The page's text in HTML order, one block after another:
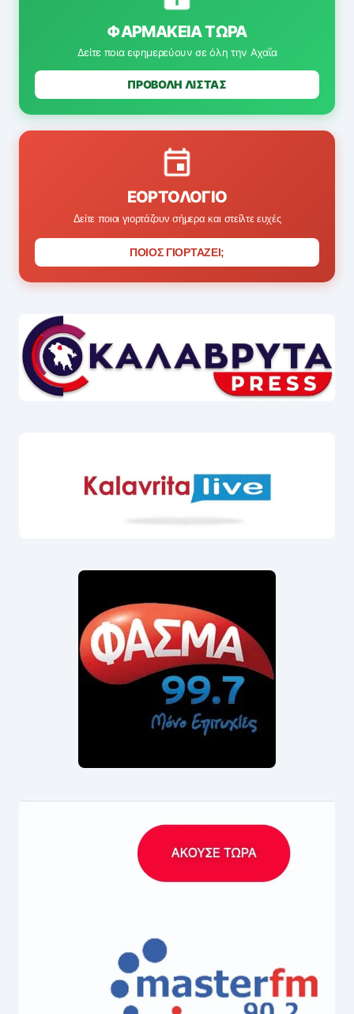
ΦΑΡΜΑΚΕΊΑ ΤΏΡΑ
Δείτε ποια εφημερεύουν σε όλη την Αχαΐα
ΠΡΟΒΟΛΗ ΛΙΣΤΑΣ
ΕΟΡΤΟΛΌΓΙΟ
Δείτε ποιοι γιορτάζουν σήμερα και στείλτε ευχές
ΠΟΙΟΣ ΓΙΟΡΤΑΖΕΙ;